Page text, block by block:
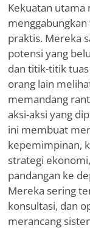
Kekuatan
praktis. Mereka
potensi yang
dan titik-titik
orang lain
memandang
aksi-aksi yang
ini membuat
kepemimpinan,
strategi
pandangan ke
Mereka sering
konsultasi, dan
merancang